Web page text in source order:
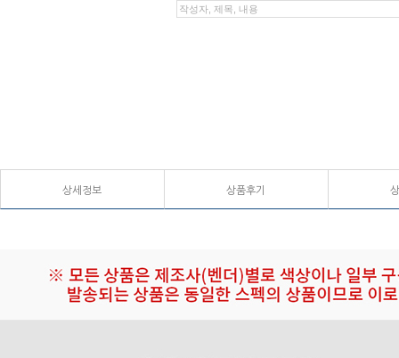
상세정보 상품후기